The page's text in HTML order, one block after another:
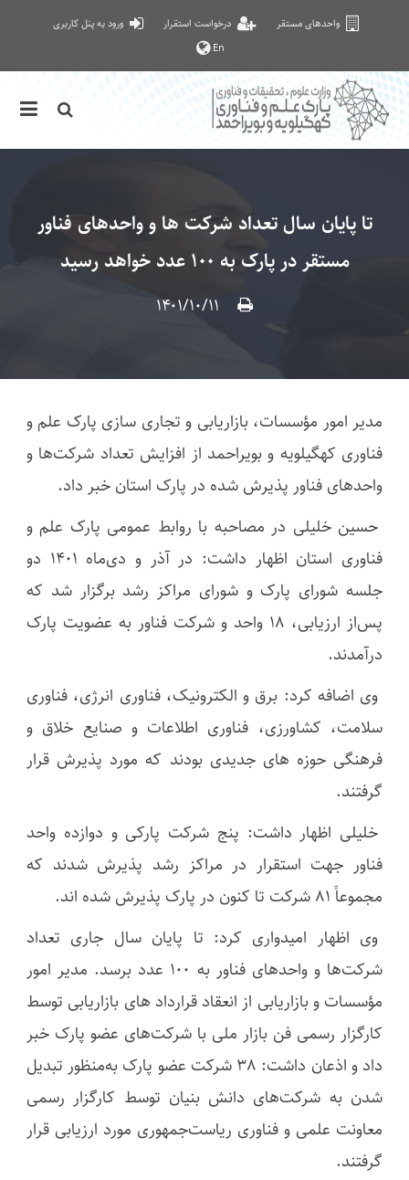
واحدهای مستقر درخواست استقرار
ورود به پنل کاربری
En
تا پایان سال تعداد شرکت ها و واحدهای فناور
مستقر در پارک به 100 عدد خواهد رسید
۱۴۰۱/۱۰/۱۱
مدیر امور مؤسسات، بازاریابی و تجاری سازی پارک علم و
فناوری کهگیلویه و بویراحمد از افزایش تعداد شرکت‌ها و
واحدهای فناور پذیرش شده در پارک استان خبر داد.
حسین خلیلی در مصاحبه با روابط عمومی پارک علم و
فناوری استان اظهار داشت: در آذر و دی‌ماه 1401 دو
جلسه شورای پارک و شورای مراکز رشد برگزار شد که
پس‌از ارزیابی، 18 واحد و شرکت فناور به عضویت پارک
درآمدند.
وی اضافه کرد: برق و الکترونیک، فناوری انرژی، فناوری
سلامت، کشاورزی، فناوری اطلاعات و صنایع خلاق و
فرهنگی حوزه های جدیدی بودند که مورد پذیرش قرار
گرفتند.
خلیلی اظهار داشت: پنج شرکت پارکی و دوازده واحد
فناور جهت استقرار در مراکز رشد پذیرش شدند که
مجموعاً 81 شرکت تا کنون در پارک پذیرش شده اند.
وی اظهار امیدواری کرد: تا پایان سال جاری تعداد
شرکت‌ها و واحدهای فناور به 100 عدد برسد. مدیر امور
مؤسسات و بازاریابی از انعقاد قرارداد های بازاریابی توسط
کارگزار رسمی فن بازار ملی با شرکت‌های عضو پارک خبر
داد و اذعان داشت: 38 شرکت عضو پارک به‌منظور تبدیل
شدن به شرکت‌های دانش بنیان توسط کارگزار رسمی
معاونت علمی و فناوری ریاست‌جمهوری مورد ارزیابی قرار
گرفتند.